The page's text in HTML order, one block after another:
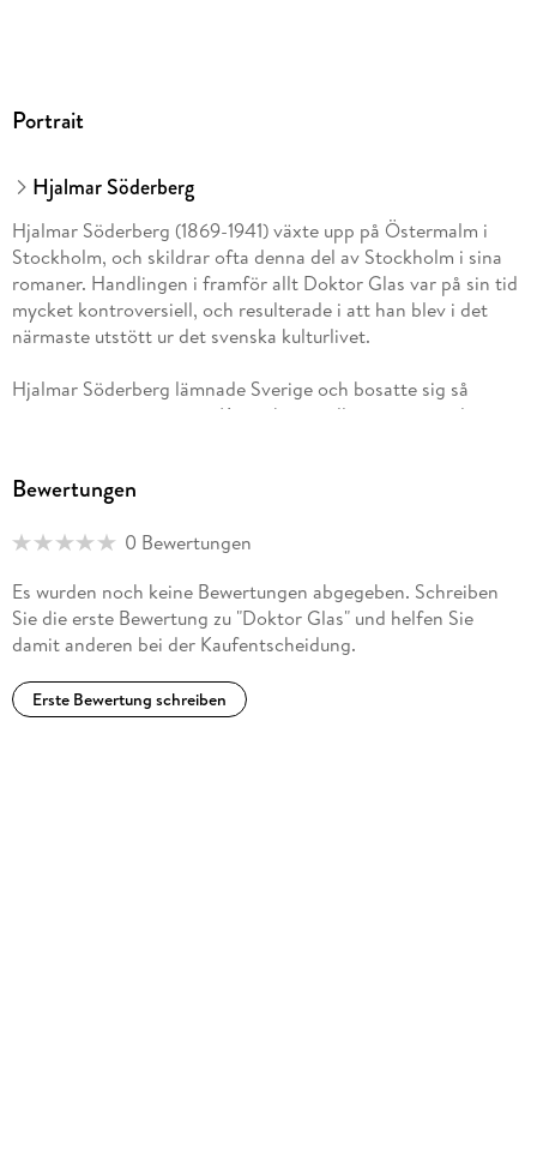
Portrait
Hjalmar Söderberg
Hjalmar Söderberg (1869-1941) växte upp på Östermalm i
Stockholm, och skildrar ofta denna del av Stockholm i sina
romaner. Handlingen i framför allt Doktor Glas var på sin tid
mycket kontroversiell, och resulterade i att han blev i det
närmaste utstött ur det svenska kulturlivet.
Hjalmar Söderberg lämnade Sverige och bosatte sig så
småningom permanent i Köpenhamn tillsammans med sin
Bewertungen
0 Bewertungen
Es wurden noch keine Bewertungen abgegeben. Schreiben
Sie die erste Bewertung zu "Doktor Glas" und helfen Sie
damit anderen bei der Kaufentscheidung.
Erste Bewertung schreiben